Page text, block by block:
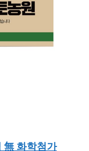
無 화학첨가